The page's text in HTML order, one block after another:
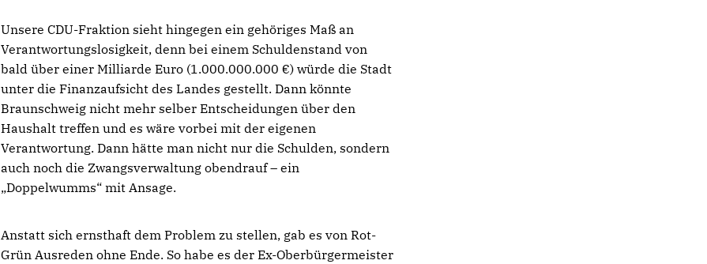
Unsere CDU-Fraktion sieht hingegen ein gehöriges Maß an
Verantwortungslosigkeit, denn bei einem Schuldenstand von
bald über einer Milliarde Euro (1.000.000.000 €) würde die Stadt
unter die Finanzaufsicht des Landes gestellt. Dann könnte
Braunschweig nicht mehr selber Entscheidungen über den
Haushalt treffen und es wäre vorbei mit der eigenen
Verantwortung. Dann hätte man nicht nur die Schulden, sondern
auch noch die Zwangsverwaltung obendrauf – ein
Doppelwumms“ mit Ansage.
Anstatt sich ernsthaft dem Problem zu stellen, gab es von Rot-
Grün Ausreden ohne Ende. So habe es der Ex-Oberbürgermeister